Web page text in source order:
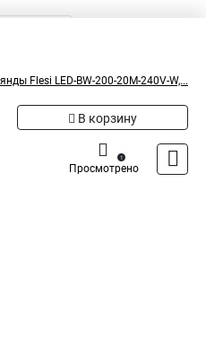
Flesi LED-BW-200-20M-240V-W,...
В корзину
Просмотрено
1